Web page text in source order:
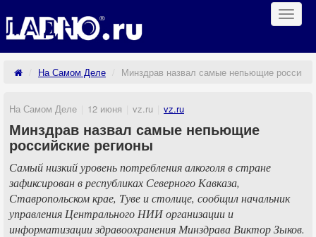
На Самом Деле Минздрав назвал самые непьющие
На Самом Деле 12 июня vz.ru vz.ru
Минздрав назвал самые непьющие
российские регионы
Самый низкий уровень потребления алкоголя в стране
зафиксирован в республиках Северного Кавказа,
Ставропольском крае, Туве и столице, сообщил начальник
управления Центрального НИИ организации и
информатизации здравоохранения Минздрава Виктор Зыков.